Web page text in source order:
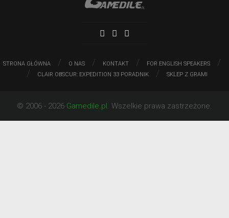
STRONA GŁÓWNA / O NAS / KONTAKT / FOR ENGLISH SPEAKERS
/
/
CLAIR OBSCUR: EXPEDITION 33 PORADNIK / SKLEP Z GRAMI
© 2006 - 2026 Gamedile.pl. Wszelkie prawa zastrzeżone.